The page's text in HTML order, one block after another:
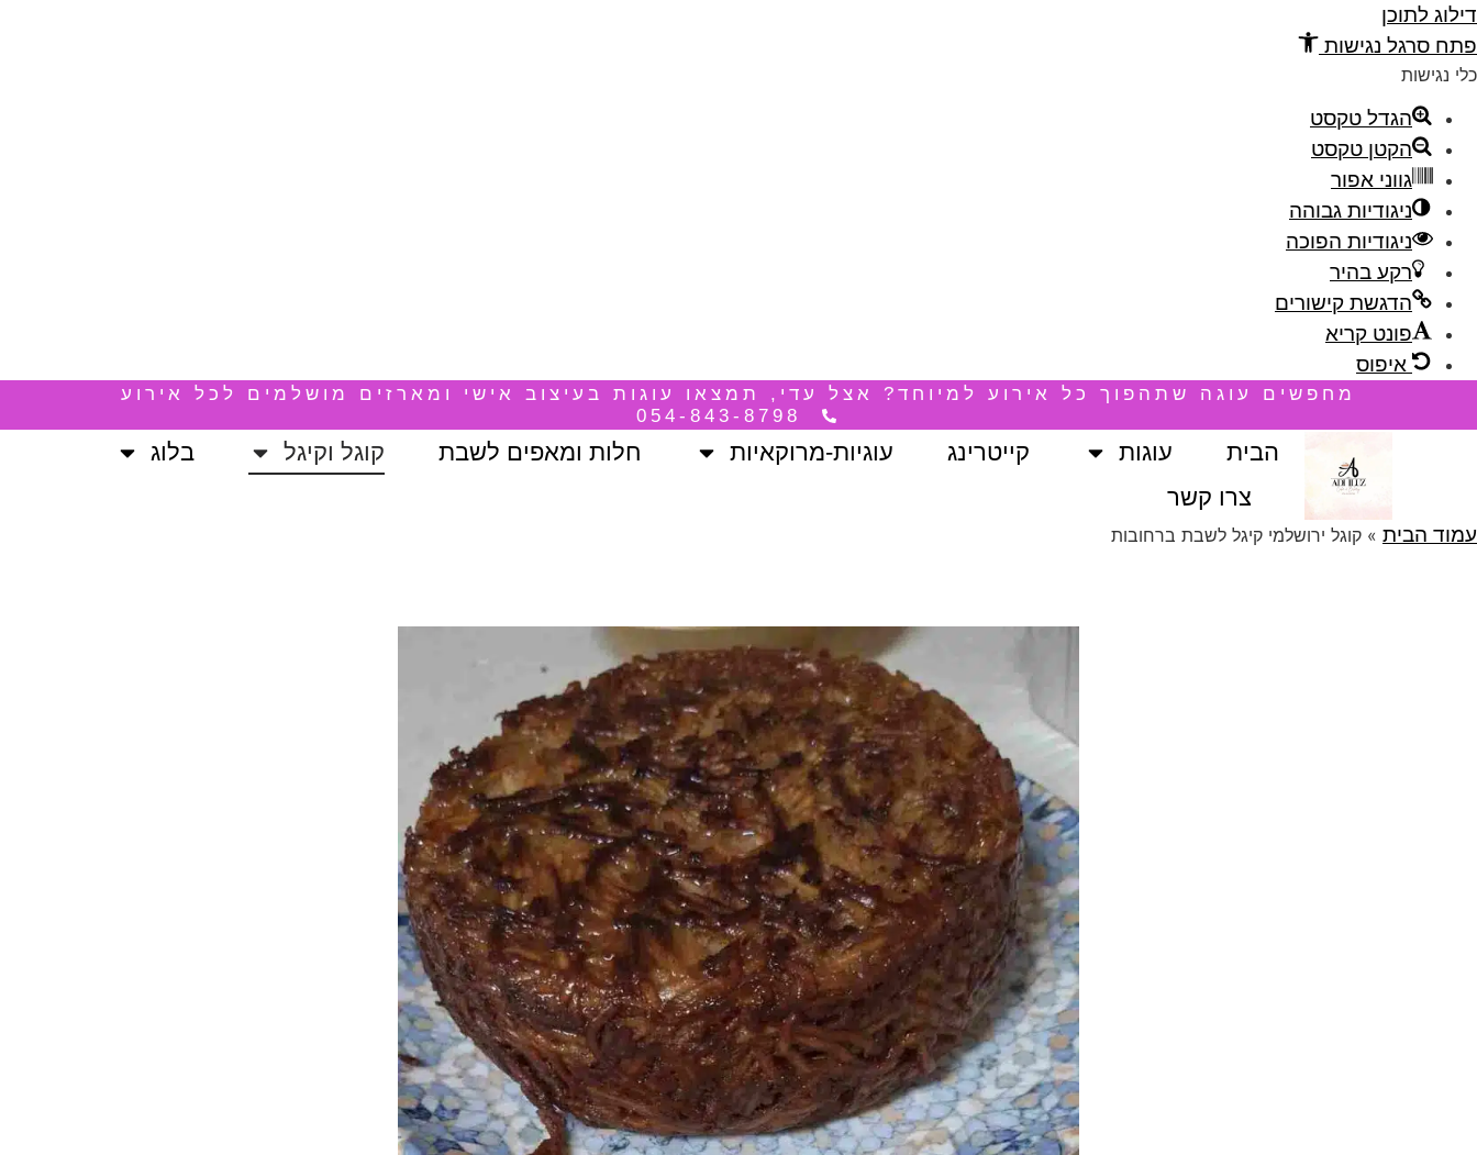
דילוג לתוכן
פתח סרגל נגישות
כלי נגישות
הגדל טקסט
הקטן טקסט
גווני אפור
ניגודיות גבוהה
ניגודיות הפוכה
רקע בהיר
הדגשת קישורים
פונט קריא
איפוס
דילוג
מחפשים עוגה שתהפוך כל אירוע למיוחד? אצל עדי, תמצאו עוגות בעיצוב אישי ומארזים מושלמים לכל אירוע
054-843-8798
הבית עוגות קייטרינג עוגיות-מרוקאיות חלות ומאפים לשבת קוגל וקיגל
בלוג
צרו קשר
עמוד הבית » קוגל ירושלמי קיגל לשבת ברחובות